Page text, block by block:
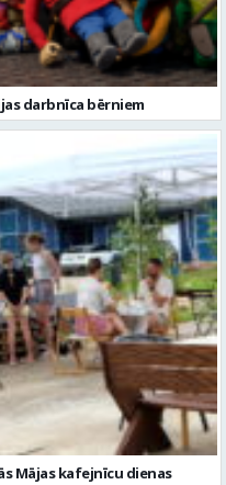
darbnīca bērniem
Mājas kafejnīcu dienas